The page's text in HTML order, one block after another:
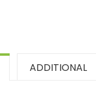
ADDITIONAL